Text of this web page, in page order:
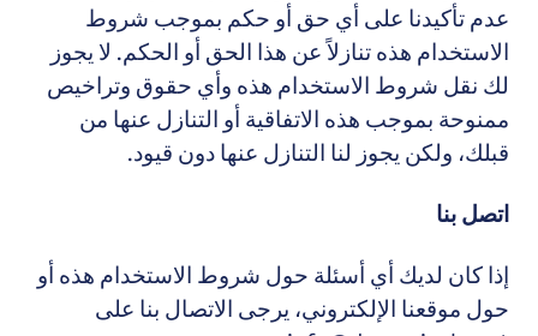
عدم تأكيدنا على أي حق أو حكم بموجب شروط
الاستخدام هذه تنازلاً عن هذا الحق أو الحكم. لا يجوز
لك نقل شروط الاستخدام هذه وأي حقوق وتراخيص
ممنوحة بموجب هذه الاتفاقية أو التنازل عنها من
قبلك، ولكن يجوز لنا التنازل عنها دون قيود.
اتصل بنا
إذا كان لديك أي أسئلة حول شروط الاستخدام هذه أو
حول موقعنا الإلكتروني، يرجى الاتصال بنا على